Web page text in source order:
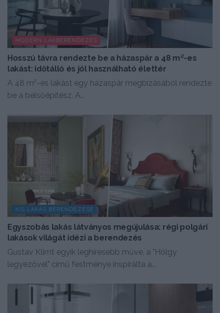
MODERN LAKBERENDEZÉS
Hosszú távra rendezte be a házaspár a 48 m²-es
lakást: időtálló és jól használható élettér
A 48 m²-es lakást egy házaspár megbízásából rendezte
be a belsőépítész. A...
KIS LAKÁS BERENDEZÉSE
Egyszobás lakás látványos megújulása: régi polgári
lakások világát idézi a berendezés
Gustav Klimt egyik leghíresebb műve, a "Hölgy
legyezővel" című festménye inspirálta a...